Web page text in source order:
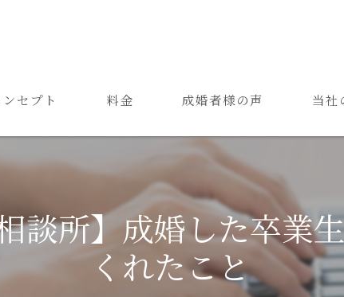
ンセプト
までの流れ
料金 成婚者様の声 当社
成婚
再婚
談所】成婚した卒業
くれたこと